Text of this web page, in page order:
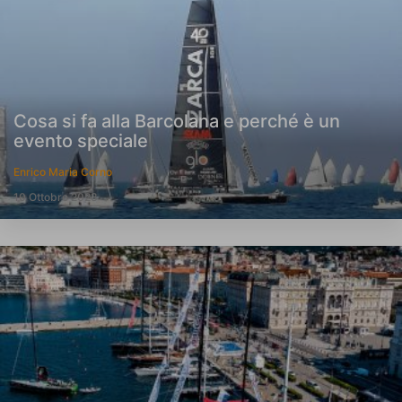
Cosa si fa alla Barcolana e perché è un
evento speciale
Enrico Maria Corno
10 Ottobre 2023